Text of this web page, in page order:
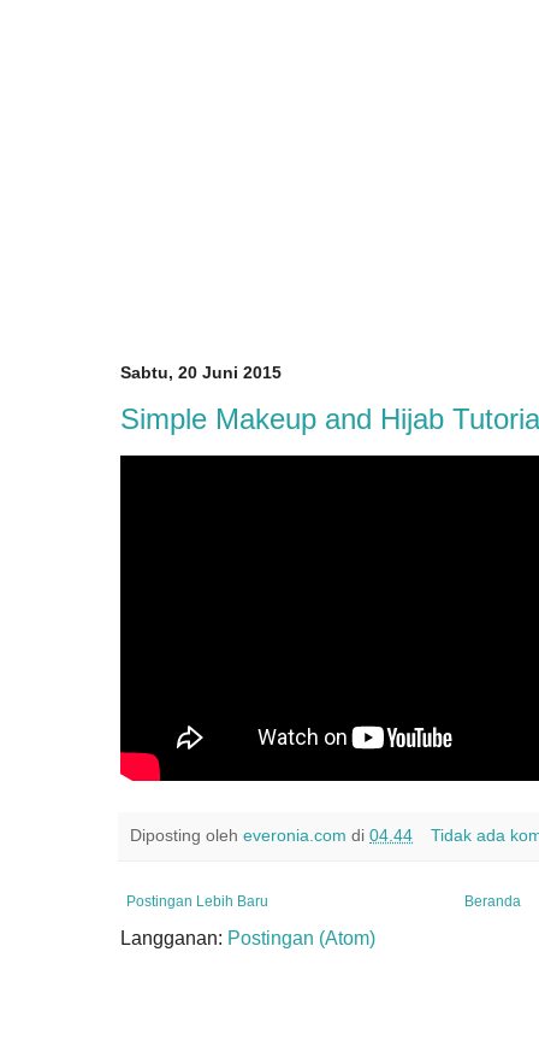
Sabtu, 20 Juni 2015
Simple Makeup and Hijab
Diposting oleh everonia.com di 04.44 Tidak ada
Postingan Lebih Baru Beranda
Langganan: Postingan (Atom)